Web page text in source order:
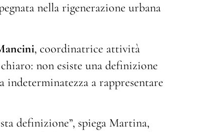
nella rigenerazione urbana
, coordinatrice attività
non esiste una definizione
a rappresentare
definizione”, spiega Martina,